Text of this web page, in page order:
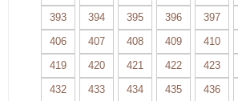
393
394 395 396 397
406
407 408 409 410
419
420 421 422 423
432
433 434 435 436